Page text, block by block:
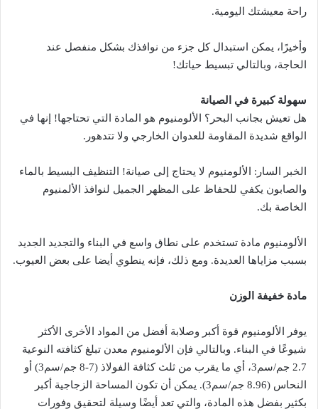
راحة معيشتك اليومية.
وأخيرًا، يمكن استبدال كل جزء من نوافذك بشكل منفصل عند
الحاجة، وبالتالي تبسيط حياتك!
سهولة كبيرة في الصيانة
هل تعيش بجانب البحر؟ الألومنيوم هو المادة التي تحتاجها! إنها في
الواقع شديدة المقاومة للعدوان الخارجي ولا تتدهور.
الخبر السار: الألومنيوم لا يحتاج إلى صيانة! التنظيف البسيط بالماء
والصابون يكفي للحفاظ على المظهر الجميل لنوافذ الألمنيوم
الخاصة بك.
الألومنيوم مادة تستخدم على نطاق واسع في البناء والتجديد الجديد
بسبب مزاياها العديدة. ومع ذلك، فإنه ينطوي أيضا على بعض العيوب.
مادة خفيفة الوزن
يوفر الألومنيوم قوة أكبر وصلابة أفضل من المواد الأخرى الأكثر
شيوعًا في البناء. وبالتالي فإن الألومنيوم معدن تبلغ كثافته النوعية
2.7 جم/سم3، أي ما يقرب من ثلث كثافة الفولاذ (7-8 جم/سم3) أو
النحاس (8.96 جم/سم3). يمكن أن تكون المساحة الزجاجية أكبر
بكثير بفضل هذه المادة، والتي تعد أيضًا وسيلة لتحقيق وفورات